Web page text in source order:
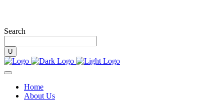
Search
Home
About Us